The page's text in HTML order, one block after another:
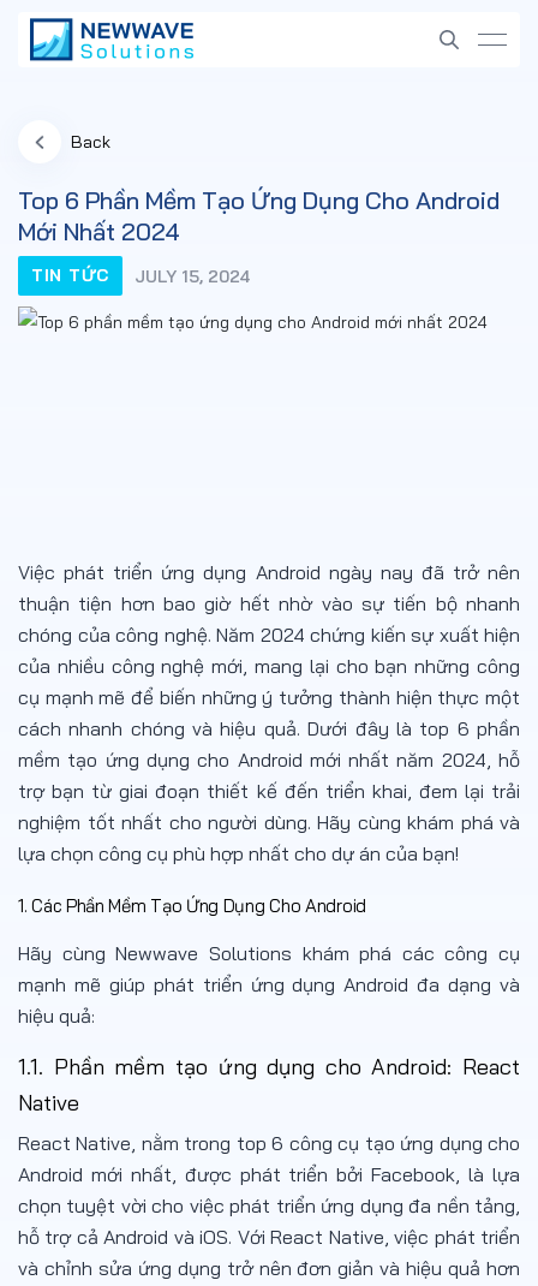
Back
Top 6 Phần Mềm Tạo Ứng Dụng Cho Android
Mới Nhất 2024
TIN TỨC JULY 15, 2024
Việc phát triển ứng dụng Android ngày nay đã trở nên
thuận tiện hơn bao giờ hết nhờ vào sự tiến bộ nhanh
chóng của công nghệ. Năm 2024 chứng kiến sự xuất hiện
của nhiều công nghệ mới, mang lại cho bạn những công
cụ mạnh mẽ để biến những ý tưởng thành hiện thực một
cách nhanh chóng và hiệu quả. Dưới đây là top 6 phần
mềm tạo ứng dụng cho Android mới nhất năm 2024, hỗ
trợ bạn từ giai đoạn thiết kế đến triển khai, đem lại trải
nghiệm tốt nhất cho người dùng. Hãy cùng khám phá và
lựa chọn công cụ phù hợp nhất cho dự án của bạn!
1. Các Phần Mềm Tạo Ứng Dụng Cho Android
Hãy cùng Newwave Solutions khám phá các công cụ
mạnh mẽ giúp phát triển ứng dụng Android đa dạng và
hiệu quả:
1.1. Phần mềm tạo ứng dụng cho Android: React
Native
React Native, nằm trong top 6 công cụ tạo ứng dụng cho
Android mới nhất, được phát triển bởi Facebook, là lựa
chọn tuyệt vời cho việc phát triển ứng dụng đa nền tảng,
hỗ trợ cả Android và iOS. Với React Native, việc phát triển
và chỉnh sửa ứng dụng trở nên đơn giản và hiệu quả hơn